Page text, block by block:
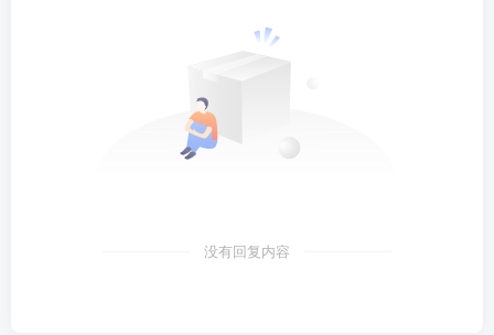
没有回复内容